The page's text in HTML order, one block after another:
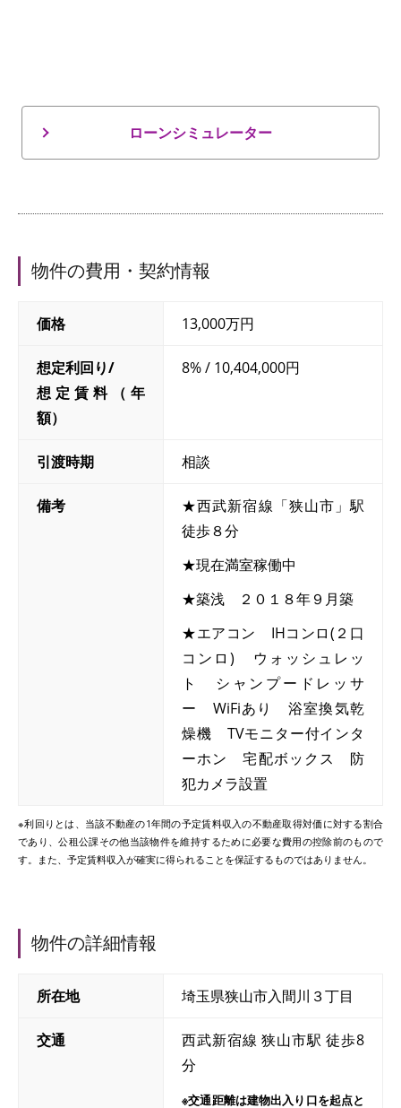
ローンシミュレーター
物件の費用・契約情報
価格 13,000万円
想定利回り/
想定賃料（年
額）
8% / 10,404,000円
引渡時期 相談
備考
★西武新宿線「狭山市」駅
徒歩８分
★現在満室稼働中
★築浅 ２０１８年９月築
★エアコン IHコンロ(２口
コンロ) ウォッシュレッ
ト シャンプードレッサ
ー WiFiあり 浴室換気乾
燥機 TVモニター付インタ
ーホン 宅配ボックス 防
犯カメラ設置
※利回りとは、当該不動産の1年間の予定賃料収入の不動産取得対価に対する割合
であり、公租公課その他当該物件を維持するために必要な費用の控除前のもので
す。また、予定賃料収入が確実に得られることを保証するものではありません。
物件の詳細情報
所在地 埼玉県狭山市入間川３丁目
交通
西武新宿線 狭山市駅 徒歩8
分
※交通距離は建物出入り口を起点と